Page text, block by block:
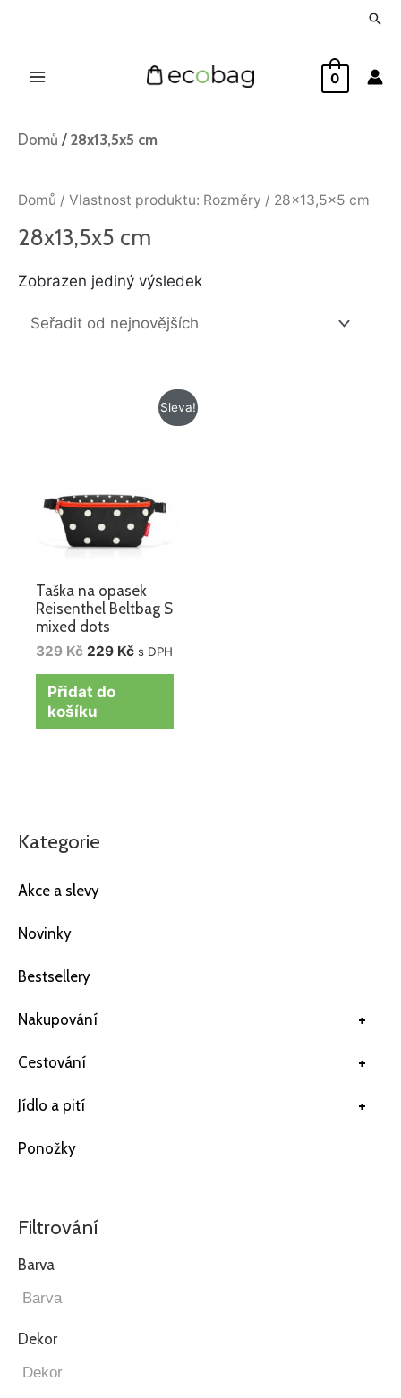
0
Domů / 28x13,5x5 cm
Kategorie
Akce a slevy
Novinky
Bestsellery
+
Nakupování
+
Cestování
+
Jídlo a pití
Ponožky
Filtrování
Barva
Dekor
Domů / Vlastnost produktu: Rozměry / 28x13,5x5 cm
28x13,5x5 cm
Zobrazen jediný výsledek
Sleva!
Taška na opasek
Reisenthel Beltbag S
mixed dots
329Kč 229 Kč
Aktuální
cena
s DPH
Přidat do
košíku